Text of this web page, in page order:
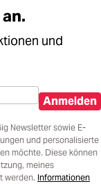
und
Anmelden
Newsletter sowie E-
und personalisierte
möchte. Diese können
meines
werden. Informationen